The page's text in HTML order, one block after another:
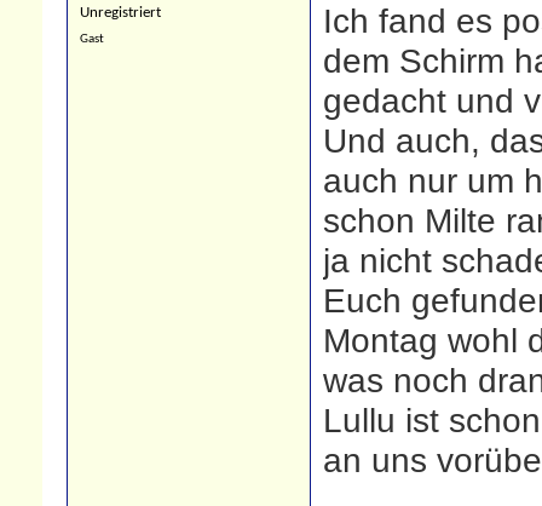
Unregistriert
Gast
Ich fand es
dem Schirm
gedacht und
Und auch,
auch nur um
schon Milte
ja nicht
Euch
Montag wohl
was noch
Lullu ist
an uns